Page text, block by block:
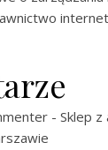
- Sklep z